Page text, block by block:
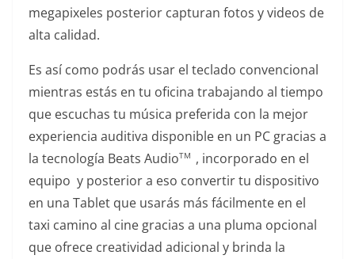
megapixeles posterior capturan fotos y videos de
alta calidad.
Es así como podrás usar el teclado convencional
mientras estás en tu oficina trabajando al tiempo
que escuchas tu música preferida con la mejor
experiencia auditiva disponible en un PC gracias a
la tecnología Beats AudioTM , incorporado en el
equipo y posterior a eso convertir tu dispositivo
en una Tablet que usarás más fácilmente en el
taxi camino al cine gracias a una pluma opcional
que ofrece creatividad adicional y brinda la